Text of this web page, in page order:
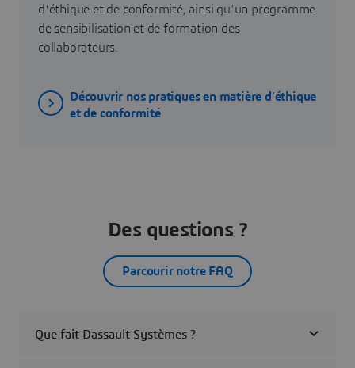
d'éthique et de conformité, ainsi qu’un programme
de sensibilisation et de formation des
collaborateurs.
Découvrir nos pratiques en matière d'éthique
et de conformité
Des questions ?
Parcourir notre FAQ
Que fait Dassault Systèmes ?